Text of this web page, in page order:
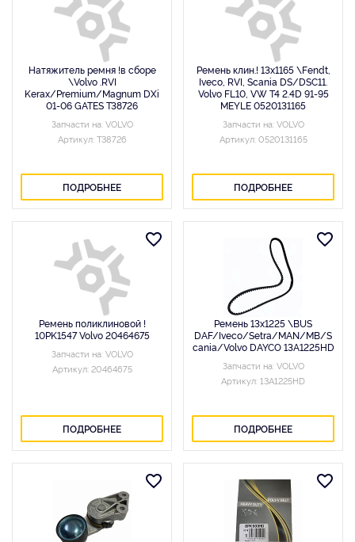
Натяжитель ремня !в сборе
\Volvo .RVI
Kerax/Premium/Magnum DXi
01-06 GATES T38726
Запчасти на: VOLVO
Артикул: T38726
ПОДРОБНЕЕ
Ремень клин.! 13x1165 \Fendt,
Iveco, RVI, Scania DS/DSC11.
Volvo FL10, VW T4 2.4D 91-95
MEYLE 0520131165
Запчасти на: VOLVO
Артикул: 0520131165
ПОДРОБНЕЕ
Ремень поликлиновой !
10PK1547 Volvo 20464675
Запчасти на: VOLVO
Артикул: 20464675
ПОДРОБНЕЕ
Ремень 13х1225 \BUS
DAF/Iveco/Setra/MAN/MB/S
cania/Volvo DAYCO 13A1225HD
Запчасти на: VOLVO
Артикул: 13A1225HD
ПОДРОБНЕЕ